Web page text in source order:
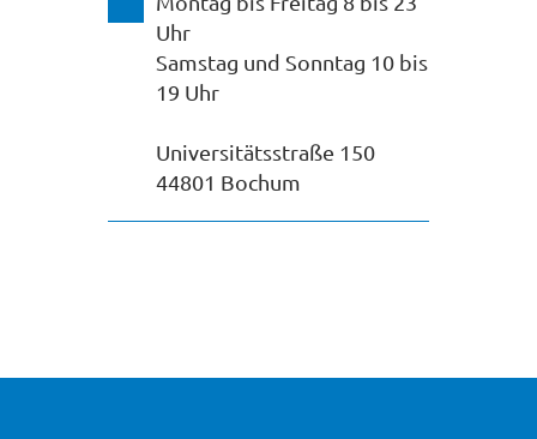
Uhr
Samstag und Sonntag 10 bis
19 Uhr
Universitätsstraße 150
44801 Bochum